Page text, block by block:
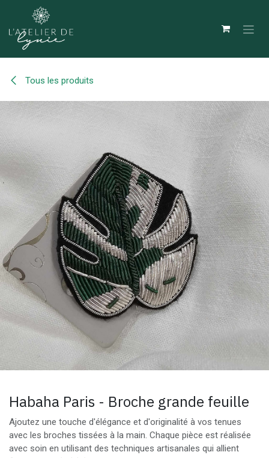
Se rendre au contenu
Tous les produits
Habaha Paris - Broche grande feuille
Ajoutez une touche d'élégance et d'originalité à vos tenues
avec les broches tissées à la main. Chaque pièce est réalisée
avec soin en utilisant des techniques artisanales qui allient